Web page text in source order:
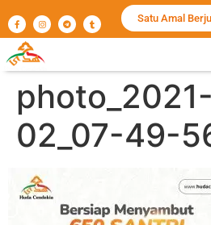
Satu Amal
02_07-49-